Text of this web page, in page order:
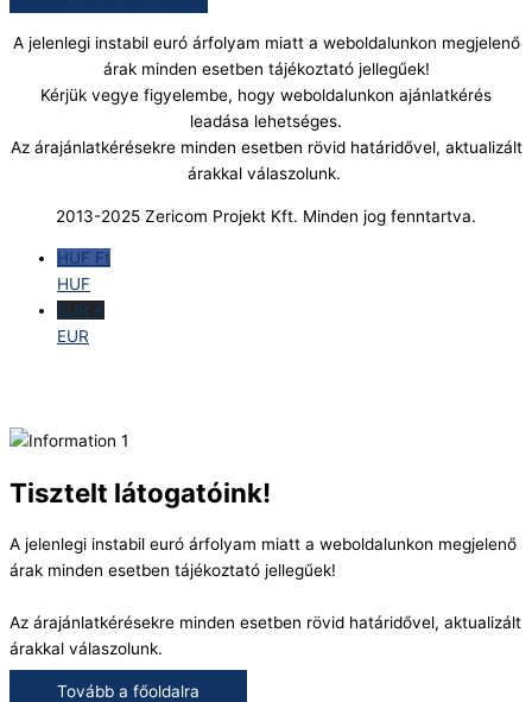
A jelenlegi instabil euró árfolyam miatt a weboldalunkon megjelenő
árak minden esetben tájékoztató jellegűek!
Kérjük vegye figyelembe, hogy weboldalunkon ajánlatkérés
leadása lehetséges.
Az árajánlatkérésekre minden esetben rövid határidővel, aktualizált
árakkal válaszolunk.
2013-2025 Zericom Projekt Kft. Minden jog fenntartva.
HUF Ft
HUF
EUR €
EUR
Tisztelt látogatóink!
A jelenlegi instabil euró árfolyam miatt a weboldalunkon megjelenő
árak minden esetben tájékoztató jellegűek!
Az árajánlatkérésekre minden esetben rövid határidővel, aktualizált
árakkal válaszolunk.
Tovább a főoldalra